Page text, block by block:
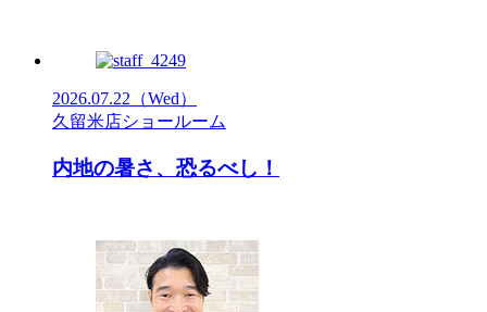
2026.07.22 （Wed）
久留米店ショールーム
内地の暑さ、恐るべし！